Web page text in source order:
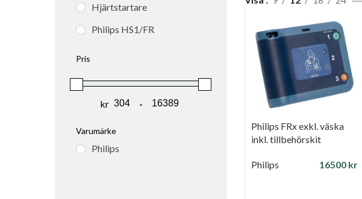
Hjärtstartare
Philips HS1/FR
Pris
kr -
Varumärke
Philips
Philips FRx exkl. väska
inkl. tillbehörskit
Philips 16500 kr